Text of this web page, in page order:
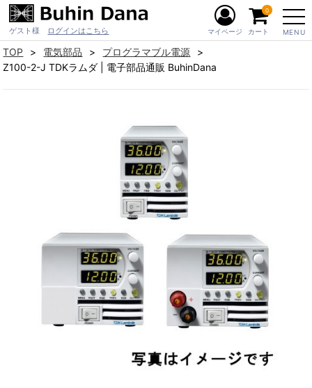
ゲスト様 ログインはこちら MENU
マイページ カート
0
TOP 電気部品
プログラマブル電源
Z100-2-J TDKラムダ | 電子部品通販 BuhinDana